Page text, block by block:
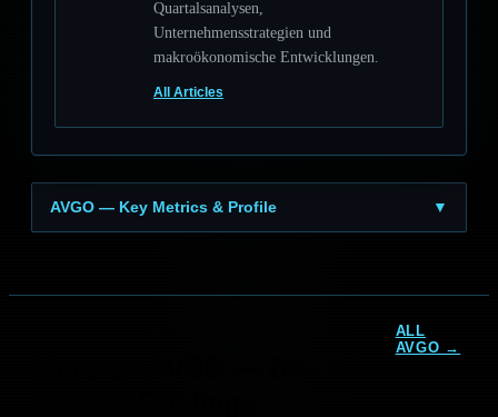
Quartalsanalysen,
Unternehmensstrategien und
makroökonomische Entwicklungen.
All Articles
AVGO — Key Metrics & Profile ▼
ALL
AVGO →